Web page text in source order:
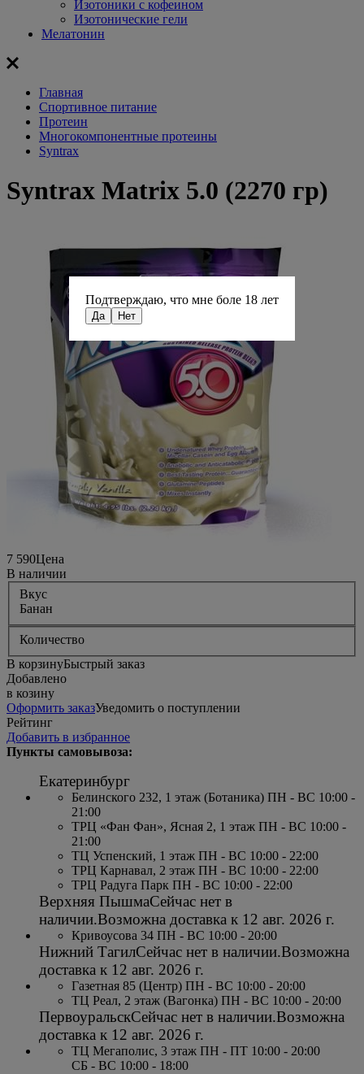
Изотоники с кофеином
Изотонические гели
Мелатонин
Главная
Спортивное питание
Протеин
Многокомпонентные протеины
Syntrax
Syntrax Matrix 5.0 (2270 гр)
7 590Цена
В наличии
Вкус
Банан
Количество
В корзинуБыстрый заказ
Добавлено
в козину
Оформить заказУведомить о поступлении
Рейтинг
Добавить в избранное
Пункты самовывоза:
Екатеринбург
Белинского 232, 1 этаж (Ботаника) ПН - ВС 10:00 -
21:00
ТРЦ «Фан Фан», Ясная 2, 1 этаж ПН - ВС 10:00 -
21:00
ТЦ Успенский, 1 этаж ПН - ВС 10:00 - 22:00
ТРЦ Карнавал, 2 этаж ПН - ВС 10:00 - 22:00
ТРЦ Радуга Парк ПН - ВС 10:00 - 22:00
Верхняя ПышмаСейчас нет в
наличии.Возможна доставка к 12 авг. 2026 г.
Кривоусова 34 ПН - ВС 10:00 - 20:00
Нижний ТагилСейчас нет в наличии.Возможна
доставка к 12 авг. 2026 г.
Газетная 85 (Центр) ПН - ВС 10:00 - 20:00
ТЦ Реал, 2 этаж (Вагонка) ПН - ВС 10:00 - 20:00
ПервоуральскСейчас нет в наличии.Возможна
доставка к 12 авг. 2026 г.
ТЦ Мегаполис, 3 этаж ПН - ПТ 10:00 - 20:00
СБ - ВС 10:00 - 18:00
Подтверждаю, что мне боле 18 лет
Да Нет